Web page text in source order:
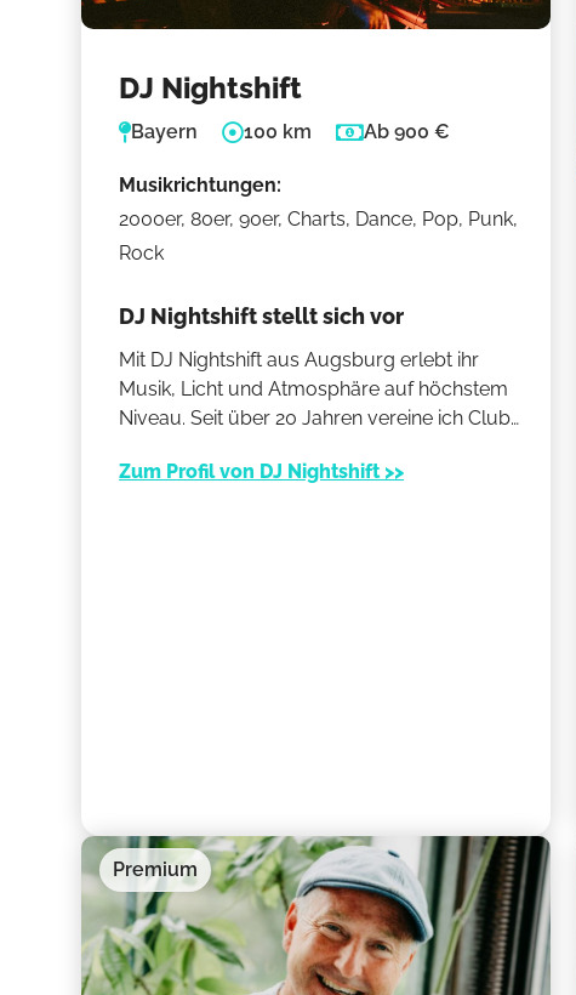
DJ Nightshift
Bayern 100 km Ab 900 €
Musikrichtungen:
2000er, 80er, 90er, Charts, Dance, Pop, Punk,
Rock
DJ Nightshift stellt sich vor
Mit DJ Nightshift aus Augsburg erlebt ihr
Musik, Licht und Atmosphäre auf höchstem
Niveau. Seit über 20 Jahren vereine ich Club-
Sounddesign. Ob Rockparty, Gothic-Nacht
Zum Profil von DJ Nightshift >>
Premium